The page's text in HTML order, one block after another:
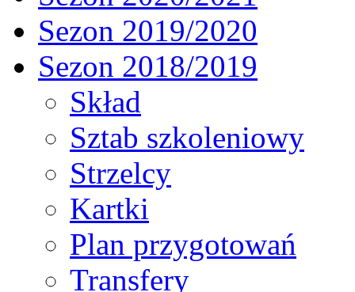
Sezon 2019/2020
Sezon 2018/2019
Skład
Sztab szkoleniowy
Strzelcy
Kartki
Plan przygotowań
Transfery